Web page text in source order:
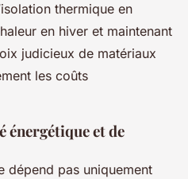
thermique en
en hiver et maintenant
judicieux de matériaux
les coûts
énergétique et de
dépend pas uniquement